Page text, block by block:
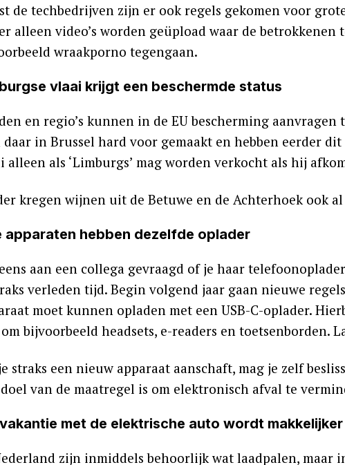
de techbedrijven zijn er ook regels gekomen voor
alleen video’s worden geüpload waar de
wraakporno tegengaan.
vlaai krijgt een beschermde status
en regio’s kunnen in de EU bescherming aanvragen
daar in Brussel hard voor gemaakt en hebben eerder
alleen als ‘Limburgs’ mag worden verkocht als hij
kregen wijnen uit de Betuwe en de Achterhoek ook al
apparaten hebben dezelfde oplader
aan een collega gevraagd of je haar
verleden tijd. Begin volgend jaar gaan nieuwe
moet kunnen opladen met een USB-C-oplader.
bijvoorbeeld headsets, e-readers en toetsenborden.
straks een nieuw apparaat aanschaft, mag je zelf
van de maatregel is om elektronisch afval te
met de elektrische auto wordt makkelijker
zijn inmiddels behoorlijk wat laadpalen, maar